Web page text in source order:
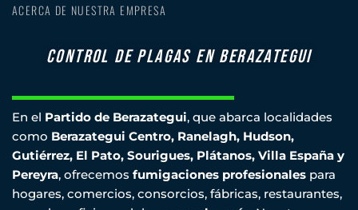
ACERCA DE NUESTRA EMPRESA
control de plagas en berazategui
En el Partido de Berazategui, que abarca localidades
como Berazategui Centro, Ranelagh, Hudson,
Gutiérrez, El Pato, Sourigues, Plátanos, Villa España y
Pereyra, ofrecemos fumigaciones profesionales para
hogares, comercios, consorcios, fábricas, restaurantes,